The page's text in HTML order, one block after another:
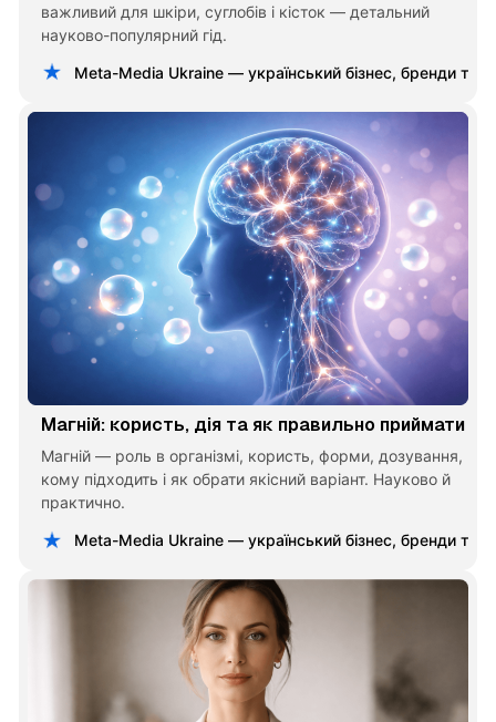
важливий для шкіри, суглобів і кісток — детальний
науково-популярний гід.
Meta-Media Ukraine — український бізнес, бренди та
Магній: користь, дія та як правильно приймати
Магній — роль в організмі, користь, форми, дозування,
кому підходить і як обрати якісний варіант. Науково й
практично.
Meta-Media Ukraine — український бізнес, бренди та